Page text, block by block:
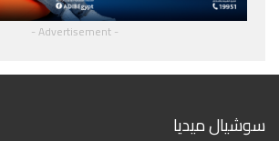
- Advertisement -
سوشيال ميديا